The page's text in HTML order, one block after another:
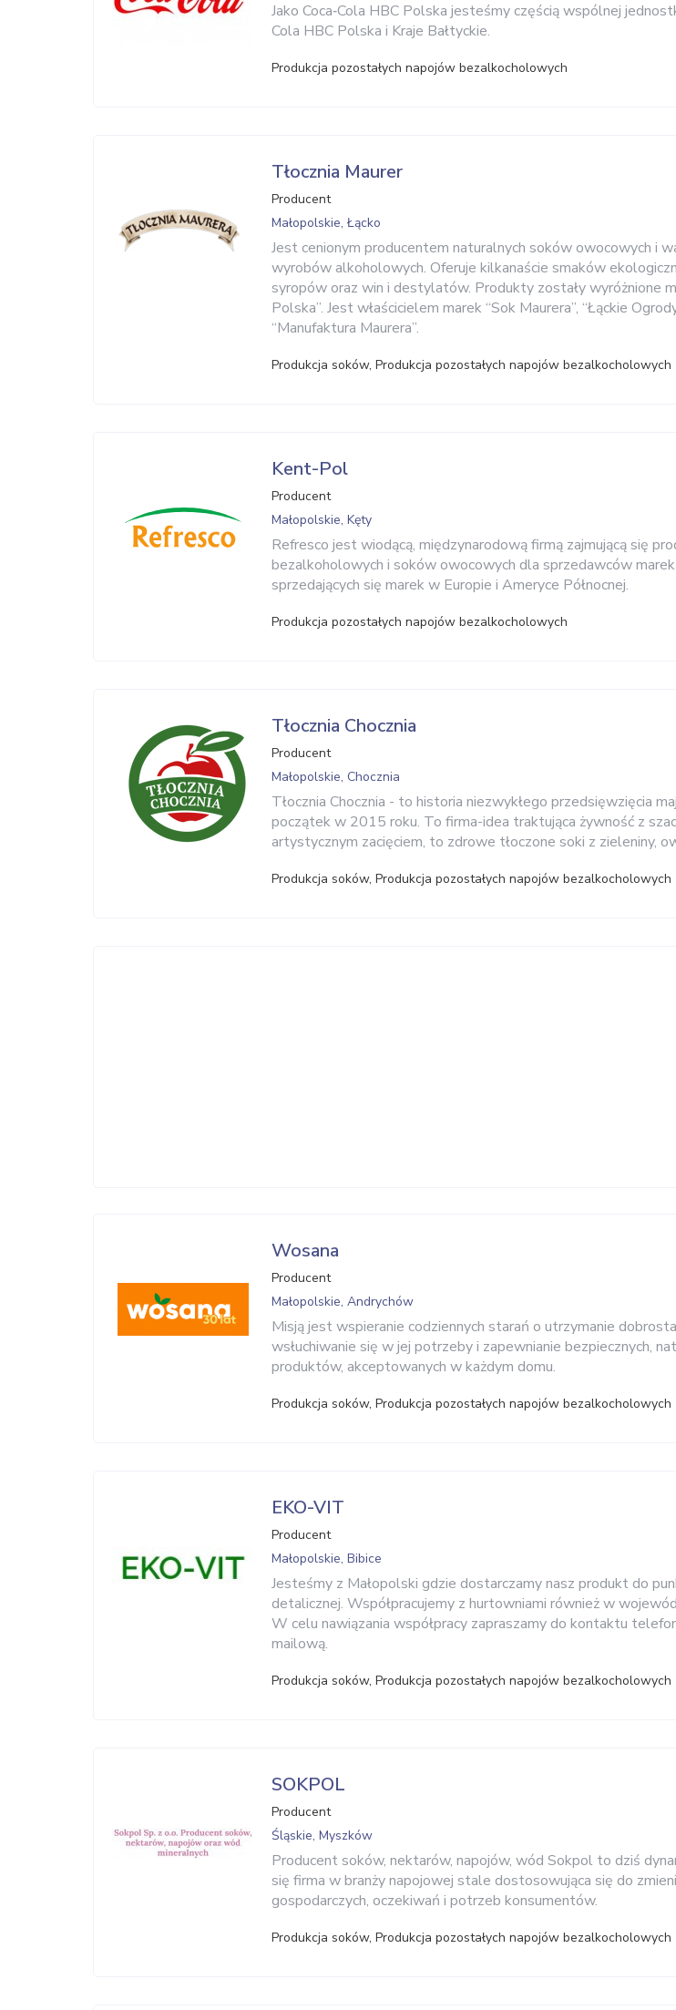
Jako Coca‑Cola HBC Polska jesteśmy częścią wspólnej
Cola HBC Polska i Kraje Bałtyckie.
Produkcja pozostałych napojów bezalkocholowych
Tłocznia Maurer
Producent
Małopolskie, Łącko
Jest cenionym producentem naturalnych soków owocowych i
wyrobów alkoholowych. Oferuje kilkanaście smaków
syropów oraz win i destylatów. Produkty zostały wyróżnione
Polska”. Jest właścicielem marek “Sok Maurera”, “Łąckie
“Manufaktura Maurera”.
Produkcja soków, Produkcja pozostałych napojów bezalkocholowych
Kent-Pol
Producent
Małopolskie, Kęty
Refresco jest wiodącą, międzynarodową firmą zajmującą się
bezalkoholowych i soków owocowych dla sprzedawców marek
sprzedających się marek w Europie i Ameryce Północnej.
Produkcja pozostałych napojów bezalkocholowych
Tłocznia Chocznia
Producent
Małopolskie, Chocznia
Tłocznia Chocznia - to historia niezwykłego przedsięwzięcia
początek w 2015 roku. To firma-idea traktująca żywność z
artystycznym zacięciem, to zdrowe tłoczone soki z zieleniny,
Produkcja soków, Produkcja pozostałych napojów bezalkocholowych
Wosana
Producent
Małopolskie, Andrychów
Misją jest wspieranie codziennych starań o utrzymanie
wsłuchiwanie się w jej potrzeby i zapewnianie bezpiecznych,
produktów, akceptowanych w każdym domu.
Produkcja soków, Produkcja pozostałych napojów bezalkocholowych
EKO-VIT
Producent
Małopolskie, Bibice
Jesteśmy z Małopolski gdzie dostarczamy nasz produkt do
detalicznej. Współpracujemy z hurtowniami również w
W celu nawiązania współpracy zapraszamy do kontaktu
mailową.
Produkcja soków, Produkcja pozostałych napojów bezalkocholowych
SOKPOL
Producent
Śląskie, Myszków
Producent soków, nektarów, napojów, wód Sokpol to dziś
się firma w branży napojowej stale dostosowująca się do
gospodarczych, oczekiwań i potrzeb konsumentów.
Produkcja soków, Produkcja pozostałych napojów bezalkocholowych